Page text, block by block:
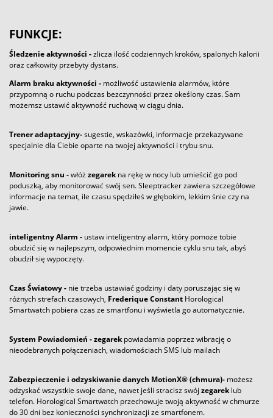
FUNKCJE:
Śledzenie aktywności -zlicza ilość codziennych kroków, spalonych kalorii
oraz całkowity przebyty dystans.
Alarm braku aktywności - możliwość ustawienia alarmów, które
przypomną o ruchu podczas bezczynności przez okeślony czas. Sam
możemsz ustawić aktywność ruchową w ciągu dnia.
Trener adaptacyjny-sugestie, wskazówki, informacje przekazywane
specjalnie dla Ciebie oparte na twojej aktywności i trybu snu.
Monitoring snu -włóżzegarekna rękę w nocy lub umieścić go pod
poduszką, aby monitorować swój sen. Sleeptracker zawiera szczegółowe
informacje na temat, ile czasu spędziłeś w głębokim, lekkim śnie czy na
jawie.
inteligentny Alarm - ustaw inteligentny alarm, który pomoże tobie
obudzić się w najlepszym, odpowiednim momencie cyklu snu tak, abyś
obudził się wypoczęty.
Czas Światowy - nie trzeba ustawiać godziny i daty poruszając się w
różnych strefach czasowych, Frederique Constant Horological
Smartwatch pobiera czas ze smartfonu i wyświetla go automatycznie.
System Powiadomień -zegarekpowiadamia poprzez wibrację o
nieodebranych połączeniach, wiadomościach SMS lub mailach
Zabezpieczenie i odzyskiwanie danych MotionX® (chmura)- możesz
odzyskać wszystkie swoje dane, nawet jeśli stracisz swój zegareklub
telefon. Horological Smartwatch przechowuje twoją aktywność w chmurze
do 30 dni bez konieczności synchronizacji ze smartfonem.